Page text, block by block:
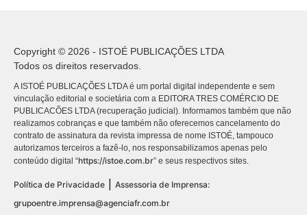
Copyright © 2026 - ISTOÉ PUBLICAÇÕES LTDA
Todos os direitos reservados.
A ISTOÉ PUBLICAÇÕES LTDA é um portal digital independente e sem
vinculação editorial e societária com a EDITORA TRES COMÉRCIO DE
PUBLICACÕES LTDA (recuperação judicial). Informamos também que não
realizamos cobranças e que também não oferecemos cancelamento do
contrato de assinatura da revista impressa de nome ISTOÉ, tampouco
autorizamos terceiros a fazê-lo, nos responsabilizamos apenas pelo
conteúdo digital “https://istoe.com.br” e seus respectivos sites.
Política de Privacidade
Assessoria de Imprensa:
grupoentre.imprensa@agenciafr.com.br